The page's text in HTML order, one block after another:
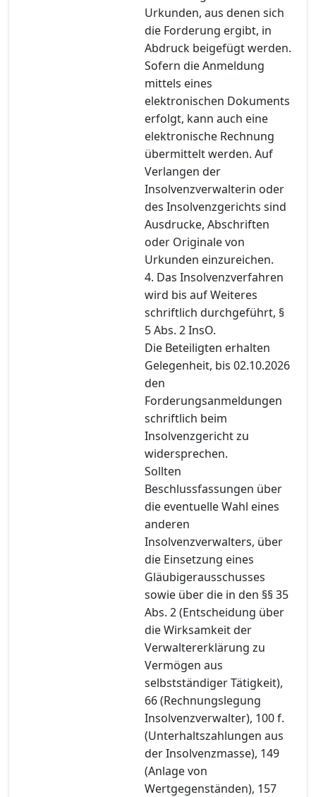
Urkunden, aus denen sich
die Forderung ergibt, in
Abdruck beigefügt werden.
Sofern die Anmeldung
mittels eines
elektronischen Dokuments
erfolgt, kann auch eine
elektronische Rechnung
übermittelt werden. Auf
Verlangen der
Insolvenzverwalterin oder
des Insolvenzgerichts sind
Ausdrucke, Abschriften
oder Originale von
Urkunden einzureichen.
4. Das Insolvenzverfahren
wird bis auf Weiteres
schriftlich durchgeführt, §
5 Abs. 2 InsO.
Die Beteiligten erhalten
Gelegenheit, bis 02.10.2026
den
Forderungsanmeldungen
schriftlich beim
Insolvenzgericht zu
widersprechen.
Sollten
Beschlussfassungen über
die eventuelle Wahl eines
anderen
Insolvenzverwalters, über
die Einsetzung eines
Gläubigerausschusses
sowie über die in den §§ 35
Abs. 2 (Entscheidung über
die Wirksamkeit der
Verwaltererklärung zu
Vermögen aus
selbstständiger Tätigkeit),
66 (Rechnungslegung
Insolvenzverwalter), 100 f.
(Unterhaltszahlungen aus
der Insolvenzmasse), 149
(Anlage von
Wertgegenständen), 157